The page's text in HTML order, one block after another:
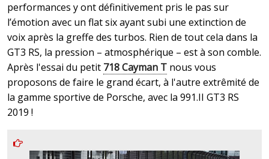
performances y ont définitivement pris le pas sur
l’émotion avec un flat six ayant subi une extinction de
voix après la greffe des turbos. Rien de tout cela dans la
GT3 RS, la pression – atmosphérique – est à son comble.
Après l'essai du petit 718 Cayman T nous vous
proposons de faire le grand écart, à l'autre extrêmité de
la gamme sportive de Porsche, avec la 991.II GT3 RS
2019 !